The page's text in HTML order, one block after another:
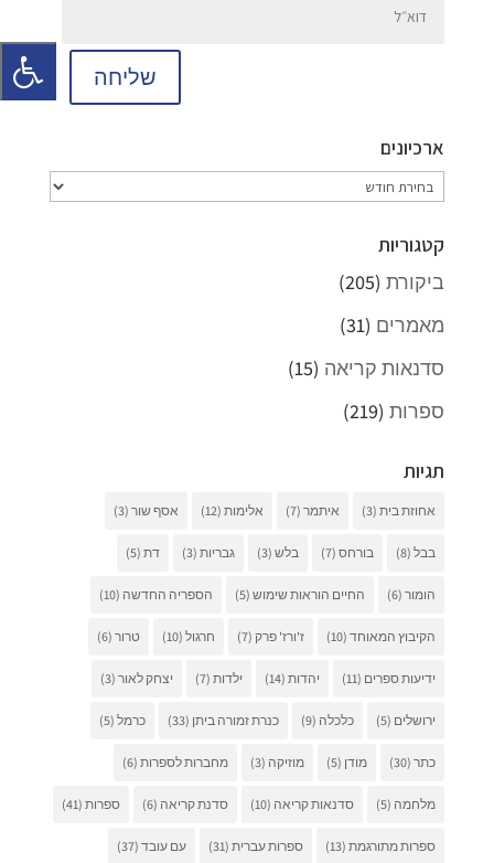
שליחה
ארכיונים
ארכיונים
קטגוריות
ביקורת(205)
מאמרים (31)
סדנאות קריאה (15)
ספרות(219)
תגיות
אחוזת בית(3) איתמר(7) אלימות(12) אסף שור(3)
בבל(8) בורחס(7) בלש(3) גבריות(3) דת(5)
הומור(6) החיים הוראות שימוש(5) הספריה החדשה (10)
הקיבוץ המאוחד(10) ז'ורז' פרק(7) חרגול(10) טרור(6)
ידיעות ספרים (11) יהדות(14) ילדות(7) יצחק לאור(3)
ירושלים (5) כלכלה (9) כנרת זמורה ביתן (33) כרמל(5)
כתר(30) מודן (5) מוזיקה (3) מחברות לספרות(6)
מלחמה (5) סדנאות קריאה (10) סדנת קריאה (6) ספרות(41)
ספרות מתורגמת(13) ספרות עברית(31) עם עובד(37)